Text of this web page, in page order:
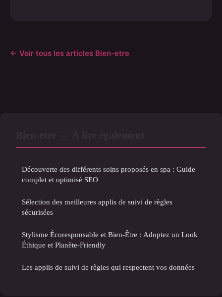
← Voir tous les articles Bien-etre
Découverte des différents soins proposés en spa : Guide
complet et optimisé SEO
Sélection des meilleures applis de suivi de règles
sécurisées
Stylisme Écoresponsable et Bien-Être : Adoptez un Look
Éthique et Planète-Friendly
Les applis de suivi de règles qui respectent vos données